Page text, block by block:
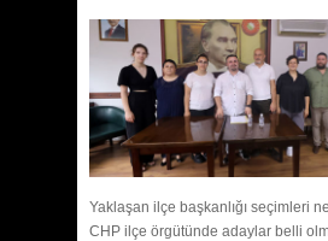
Yaklaşan ilçe başkanlığı seçimleri
CHP ilçe örgütünde adaylar belli